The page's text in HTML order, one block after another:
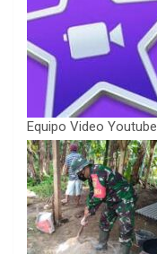
Equipo Video Youtube